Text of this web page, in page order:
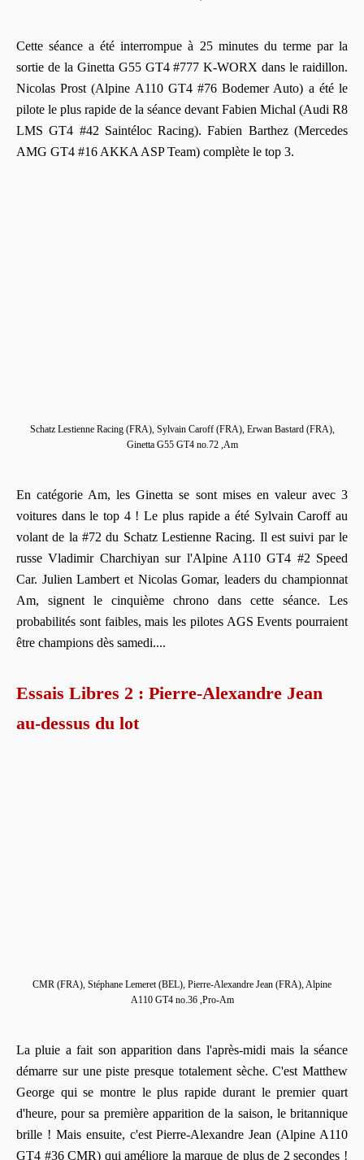
Cette séance a été interrompue à 25 minutes du terme par la
sortie de la Ginetta G55 GT4 #777 K-WORX dans le raidillon.
Nicolas Prost (Alpine A110 GT4 #76 Bodemer Auto) a été le
pilote le plus rapide de la séance devant Fabien Michal (Audi R8
LMS GT4 #42 Saintéloc Racing). Fabien Barthez (Mercedes
AMG GT4 #16 AKKA ASP Team) complète le top 3.
Schatz Lestienne Racing (FRA), Sylvain Caroff (FRA), Erwan Bastard (FRA),
Ginetta G55 GT4 no.72 ,Am
En catégorie Am, les Ginetta se sont mises en valeur avec 3
voitures dans le top 4 ! Le plus rapide a été Sylvain Caroff au
volant de la #72 du Schatz Lestienne Racing. Il est suivi par le
russe Vladimir Charchiyan sur l'Alpine A110 GT4 #2 Speed
Car. Julien Lambert et Nicolas Gomar, leaders du championnat
Am, signent le cinquième chrono dans cette séance. Les
probabilités sont faibles, mais les pilotes AGS Events pourraient
être champions dès samedi....
Essais Libres 2 : Pierre-Alexandre Jean
au-dessus du lot
CMR (FRA), Stéphane Lemeret (BEL), Pierre-Alexandre Jean (FRA), Alpine
A110 GT4 no.36 ,Pro-Am
La pluie a fait son apparition dans l'après-midi mais la séance
démarre sur une piste presque totalement sèche. C'est Matthew
George qui se montre le plus rapide durant le premier quart
d'heure, pour sa première apparition de la saison, le britannique
brille ! Mais ensuite, c'est Pierre-Alexandre Jean (Alpine A110
GT4 #36 CMR) qui améliore la marque de plus de 2 secondes !